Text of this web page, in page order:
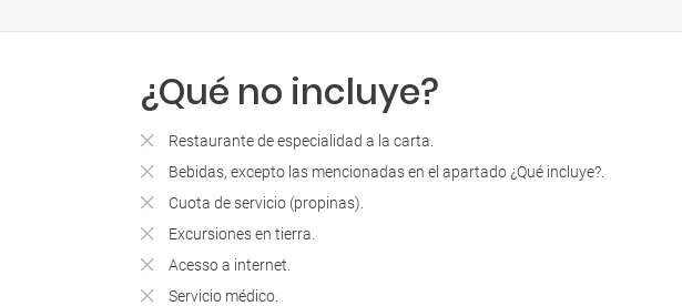
¿Qué no incluye?
Restaurante de especialidad a la carta.
Bebidas, excepto las mencionadas en el apartado ¿Qué incluye?.
Cuota de servicio (propinas).
Excursiones en tierra.
Acesso a internet.
Servicio médico.